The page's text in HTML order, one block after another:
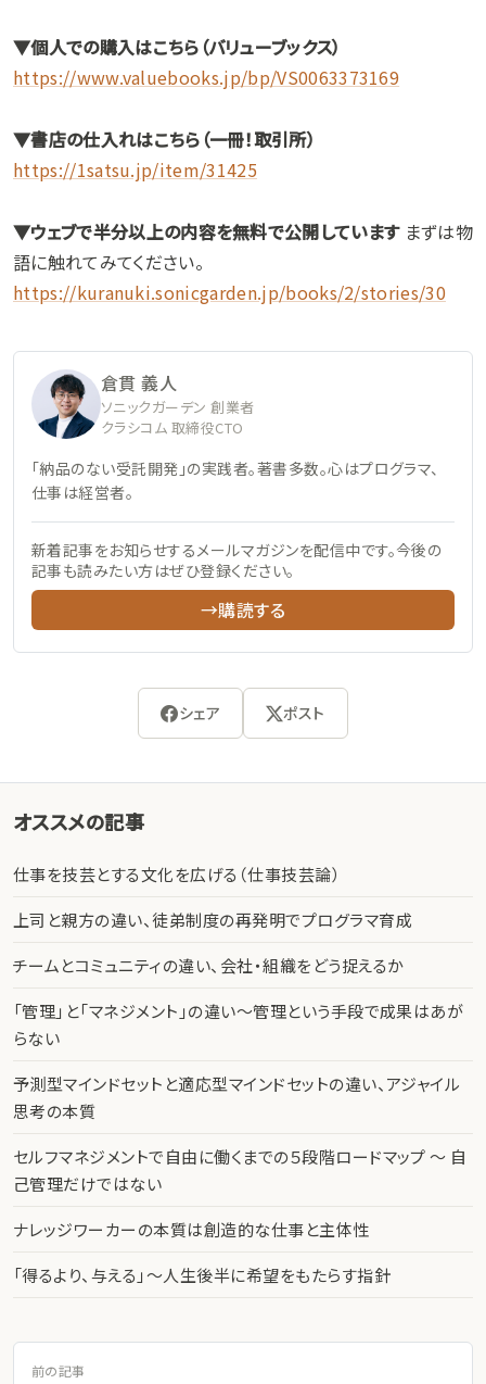
▼個人での購入はこちら（バリューブックス）
https://www.valuebooks.jp/bp/VS0063373169
▼書店の仕入れはこちら（一冊！取引所）
https://1satsu.jp/item/31425
▼ウェブで半分以上の内容を無料で公開していますまずは物
語に触れてみてください。
https://kuranuki.sonicgarden.jp/books/2/stories/30
倉貫 義人
ソニックガーデン 創業者
クラシコム 取締役CTO
「納品のない受託開発」の実践者。著書多数。心はプログラマ、
仕事は経営者。
新着記事をお知らせするメールマガジンを配信中です。今後の
記事も読みたい方はぜひ登録ください。
→購読する
シェア ポスト
オススメの記事
仕事を技芸とする文化を広げる（仕事技芸論）
上司と親方の違い、徒弟制度の再発明でプログラマ育成
チームとコミュニティの違い、会社・組織をどう捉えるか
「管理」と「マネジメント」の違い〜管理という手段で成果はあが
らない
予測型マインドセットと適応型マインドセットの違い、アジャイル
思考の本質
セルフマネジメントで自由に働くまでの５段階ロードマップ 〜 自
己管理だけではない
ナレッジワーカーの本質は創造的な仕事と主体性
「得るより、与える」〜人生後半に希望をもたらす指針
前の記事